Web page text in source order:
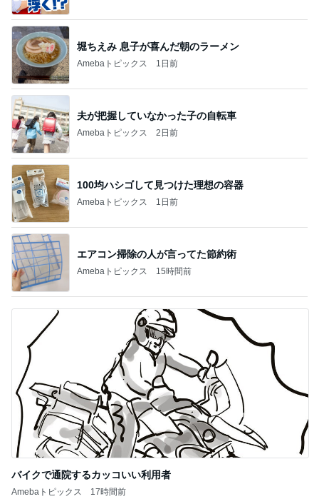
堀ちえみ 息子が喜んだ朝のラーメン
Amebaトピックス 1日前
夫が把握していなかった子の自転車
Amebaトピックス 2日前
100均ハシゴして見つけた理想の容器
Amebaトピックス 1日前
エアコン掃除の人が言ってた節約術
Amebaトピックス 15時間前
バイクで通院するカッコいい利用者
Amebaトピックス 17時間前